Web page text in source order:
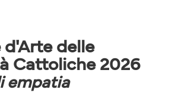
d'Arte delle
Cattoliche 2026
empatia